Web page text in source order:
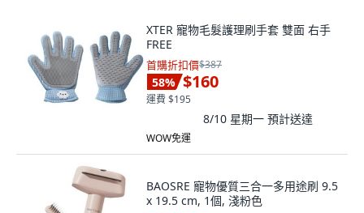
XTER 寵物毛髮護理刷手套 雙面 右手
FREE
首購折扣價$387
58% $160
運費 $195
8/10 星期一 預計送達
WOW免運
BAOSRE 寵物優質三合一多用途刷 9.5
x 19.5 cm, 1個, 淺粉色